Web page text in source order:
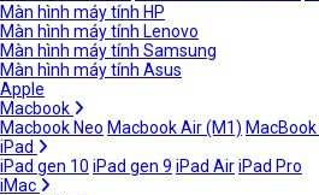
Màn hình máy tính HP
Màn hình máy tính Lenovo
Màn hình máy tính Samsung
Màn hình máy tính Asus
Apple
Macbook
Macbook Neo Macbook Air (M1)
iPad
iPad gen 10 iPad gen 9 iPad AiriPad Pro
iMac